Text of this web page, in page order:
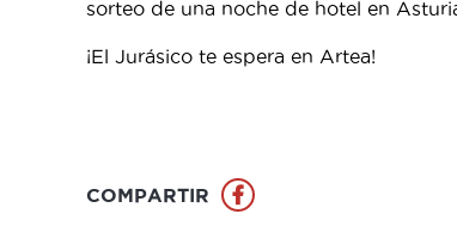
sorteo de una noche de hotel en
¡El Jurásico te espera en Artea!
COMPARTIR